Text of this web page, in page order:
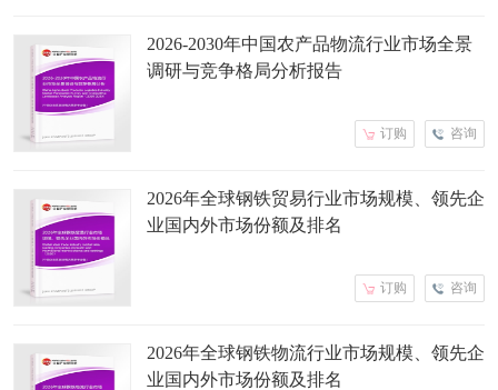
2026-2030年中国农产品物流行业市场全景
调研与竞争格局分析报告
咨询
订购
2026年全球钢铁贸易行业市场规模、领先企
业国内外市场份额及排名
咨询
订购
2026年全球钢铁物流行业市场规模、领先企
业国内外市场份额及排名